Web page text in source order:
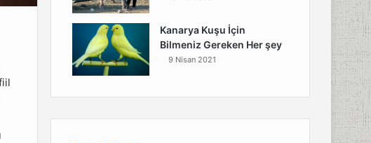
Kanarya Kuşu İçin
Bilmeniz Gereken Her şey
9 Nisan 2021